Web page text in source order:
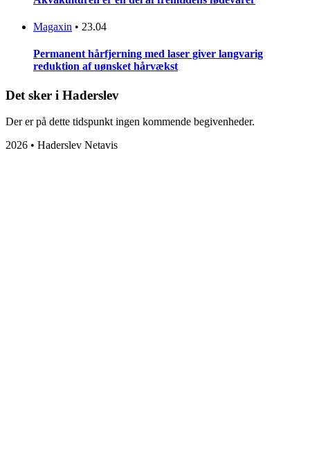
Magaxin • 23.04
Permanent hårfjerning med laser giver langvarig
reduktion af uønsket hårvækst
Det sker i Haderslev
Der er på dette tidspunkt ingen kommende begivenheder.
2026 • Haderslev Netavis